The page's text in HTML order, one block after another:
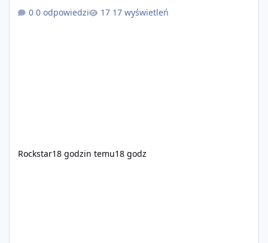
Auto VI będzie dostępne 19 listopada na PlayStation 5
0 odpowiedzi 17 wyświetleń
Rockstar18 godzin temu18 godz